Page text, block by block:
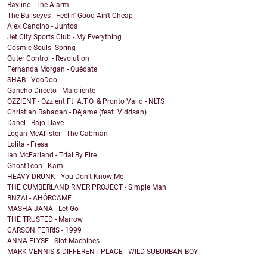
Bayline - The Alarm
The Bullseyes - Feelin' Good Ain't Cheap
Alex Cancino - Juntos
Jet City Sports Club - My Everything
Cosmic Souls- Spring
Outer Control - Revolution
Fernanda Morgan - Quédate
SHAB - VooDoo
Gancho Directo - Maloliente
OZZIENT - Ozzient Ft. A.T.O. & Pronto Valid - NLTS
Christian Rabadán - Déjame (feat. Viddsan)
Danel - Bajo Llave
Logan McAllister - The Cabman
Lolita - Fresa
Ian McFarland - Trial By Fire
Ghost1con - Kami
HEAVY DRUNK - You Don’t Know Me
THE CUMBERLAND RIVER PROJECT - Simple Man
BNZAI - AHÓRCAME
MASHA JANA - Let Go
THE TRUSTED - Marrow
CARSON FERRIS - 1999
ANNA ELYSE - Slot Machines
MARK VENNIS & DIFFERENT PLACE - WILD SUBURBAN BOY